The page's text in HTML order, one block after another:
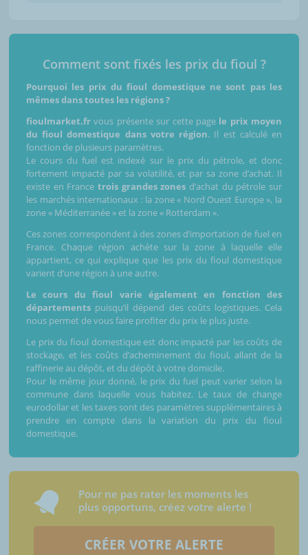
Comment sont fixés les prix du fioul ?
Pourquoi les prix du fioul domestique ne sont pas les
mêmes dans toutes les régions ?
fioulmarket.fr vous présente sur cette page le prix moyen
du fioul domestique dans votre région. Il est calculé en
fonction de plusieurs paramètres.
Le cours du fuel est indexé sur le prix du pétrole, et donc
fortement impacté par sa volatilité, et par sa zone d’achat. Il
existe en France trois grandes zones d’achat du pétrole sur
les marchés internationaux : la zone « Nord Ouest Europe », la
zone « Méditerranée » et la zone « Rotterdam ».
Ces zones correspondent à des zones d’importation de fuel en
France. Chaque région achète sur la zone à laquelle elle
appartient, ce qui explique que les prix du fioul domestique
varient d’une région à une autre.
Le cours du fioul varie également en fonction des
départements puisqu’il dépend des coûts logistiques. Cela
nous permet de vous faire profiter du prix le plus juste.
Le prix du fioul domestique est donc impacté par les coûts de
stockage, et les coûts d’acheminement du fioul, allant de la
raffinerie au dépôt, et du dépôt à votre domicile.
Pour le même jour donné, le prix du fuel peut varier selon la
commune dans laquelle vous habitez. Le taux de change
eurodollar et les taxes sont des paramètres supplémentaires à
prendre en compte dans la variation du prix du fioul
domestique.
Pour ne pas rater les moments les
plus opportuns, créez votre alerte !
CRÉER VOTRE ALERTE